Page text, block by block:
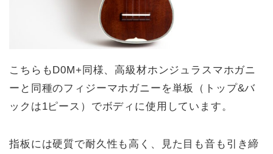
こちらもD0M+同様、高級材ホンジュラスマホガニ
ーと同種のフィジーマホガニーを単板（トップ&バ
ックは1ピース）でボディに使用しています。
指板には硬質で耐久性も高く、見た目も音も引き締